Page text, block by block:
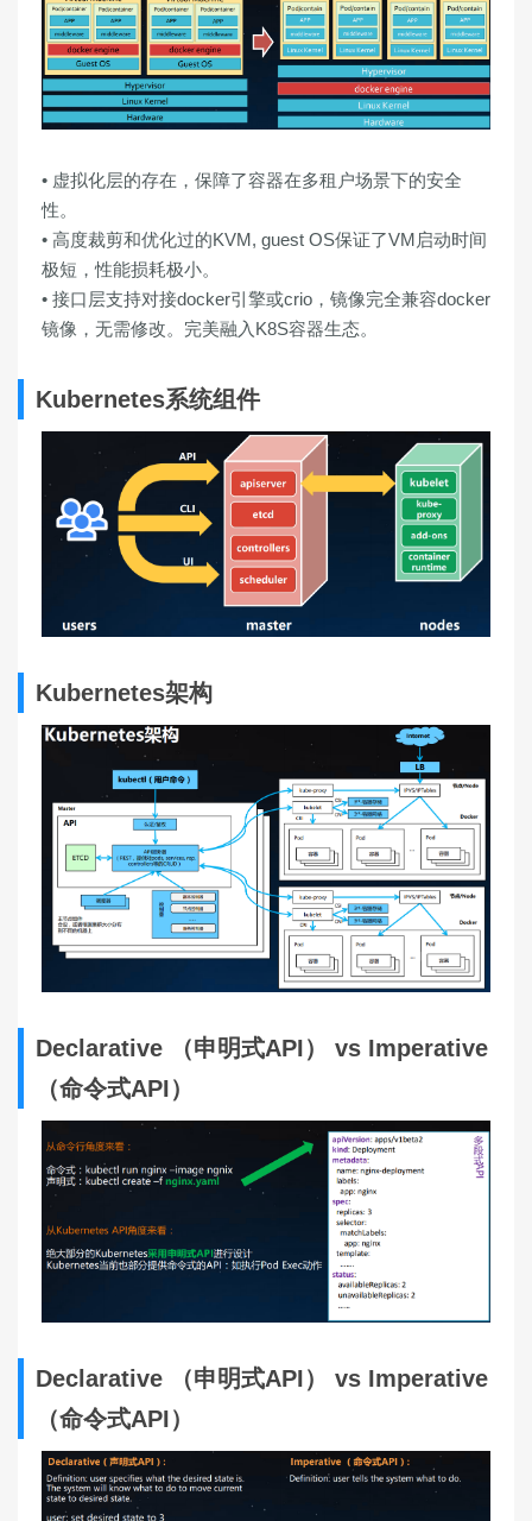
• 虚拟化层的存在，保障了容器在多租户场景下的安全
性。
• 高度裁剪和优化过的KVM, guest OS保证了VM启动时间
极短，性能损耗极小。
• 接口层支持对接docker引擎或crio，镜像完全兼容docker
镜像，无需修改。完美融入K8S容器生态。
Kubernetes系统组件
Kubernetes架构
Declarative （申明式API） vs Imperative
（命令式API）
Declarative （申明式API） vs Imperative
（命令式API）